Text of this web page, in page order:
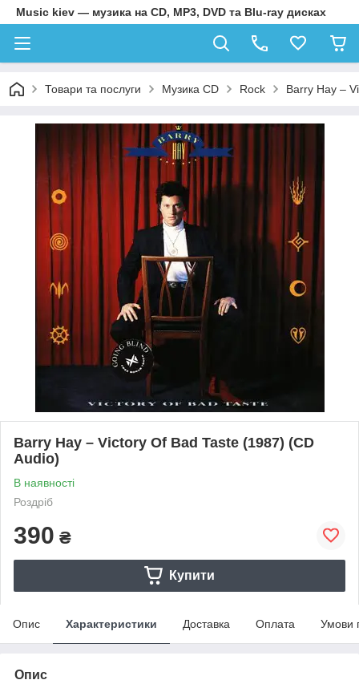
Music kiev — музика на CD, MP3, DVD та Blu-ray дисках
Товари та послуги Музика CD Rock Barry Hay –
Barry Hay – Victory Of Bad Taste (1987) (CD
Audio)
В наявності
Роздріб
390 ₴
Купити
Опис Характеристики Доставка Оплата Умови
Опис